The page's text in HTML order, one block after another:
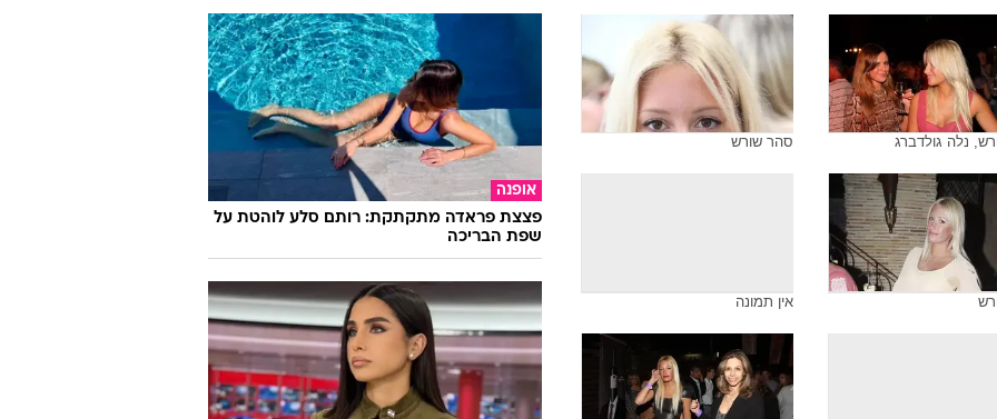
סהר שורש
סיגל פפושדו, סהר
סהר שורש
א ב ג ד ה ו ז ח ט י כ
ל
פ צ ק ר ש ת
d
e
f
g
h
i
j
k
l
m
n
o
p
q
r
s
t
u
v
w
x
z
0
1
3
6
7
9
עוד בוואלה